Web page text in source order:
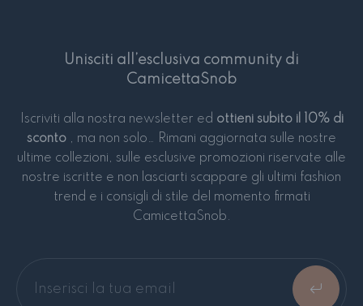
Unisciti all’esclusiva community di
CamicettaSnob
Iscriviti alla nostra newsletter ed ottieni subito il 10% di
sconto , ma non solo… Rimani aggiornata sulle nostre
ultime collezioni, sulle esclusive promozioni riservate alle
nostre iscritte e non lasciarti scappare gli ultimi fashion
trend e i consigli di stile del momento firmati
CamicettaSnob.